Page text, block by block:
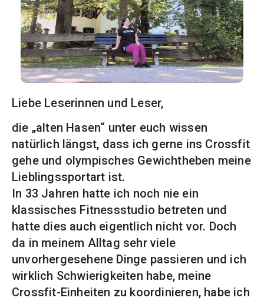
Liebe Leserinnen und Leser,
die „alten Hasen“ unter euch wissen
natürlich längst, dass ich gerne ins Crossfit
gehe und olympisches Gewichtheben meine
Lieblingssportart ist.
In 33 Jahren hatte ich noch nie ein
klassisches Fitnessstudio betreten und
hatte dies auch eigentlich nicht vor. Doch
da in meinem Alltag sehr viele
unvorhergesehene Dinge passieren und ich
wirklich Schwierigkeiten habe, meine
Crossfit-Einheiten zu koordinieren, habe ich